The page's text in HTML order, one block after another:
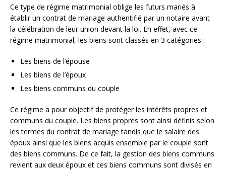
Ce type de régime matrimonial oblige les futurs mariés à
établir un contrat de mariage authentifié par un notaire avant
la célébration de leur union devant la loi. En effet, avec ce
régime matrimonial, les biens sont classés en 3 catégories :
Les biens de l’épouse
Les biens de l’époux
Les biens communs du couple
Ce régime a pour objectif de protéger les intérêts propres et
communs du couple. Les biens propres sont ainsi définis selon
les termes du contrat de mariage tandis que le salaire des
époux ainsi que les biens acquis ensemble par le couple sont
des biens communs. De ce fait, la gestion des biens communs
revient aux deux époux et ces biens communs sont divisés en